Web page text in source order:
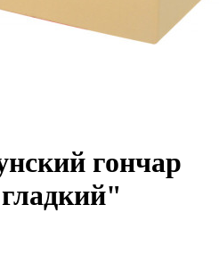
гончар